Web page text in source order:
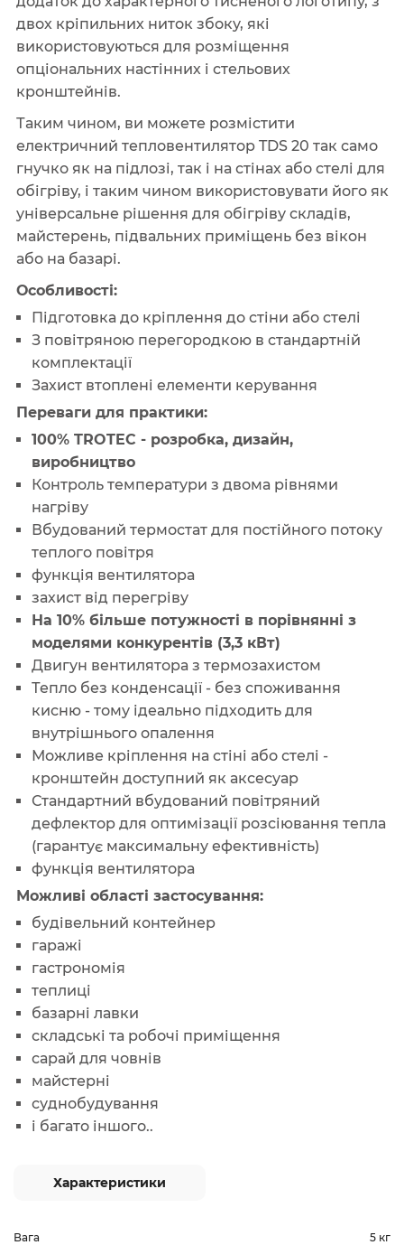
двох кріпильних ниток збоку, які
використовуються для розміщення
опціональних настінних і стельових
кронштейнів.
Таким чином, ви можете розмістити
електричний тепловентилятор TDS 20 так само
гнучко як на підлозі, так і на стінах або стелі для
обігріву, і таким чином використовувати його як
універсальне рішення для обігріву складів,
майстерень, підвальних приміщень без вікон
або на базарі.
Особливості:
Підготовка до кріплення до стіни або стелі
З повітряною перегородкою в стандартній
комплектації
Захист втоплені елементи керування
Переваги для практики:
100% TROTEC - розробка, дизайн,
виробництво
Контроль температури з двома рівнями
нагріву
Вбудований термостат для постійного потоку
теплого повітря
функція вентилятора
захист від перегріву
На 10% більше потужності в порівнянні з
моделями конкурентів (3,3 кВт)
Двигун вентилятора з термозахистом
Тепло без конденсації - без споживання
кисню - тому ідеально підходить для
внутрішнього опалення
Можливе кріплення на стіні або стелі -
кронштейн доступний як аксесуар
Стандартний вбудований повітряний
дефлектор для оптимізації розсіювання тепла
(гарантує максимальну ефективність)
функція вентилятора
Можливі області застосування:
будівельний контейнер
гаражі
гастрономія
теплиці
базарні лавки
складські та робочі приміщення
сарай для човнів
майстерні
суднобудування
і багато іншого..
Характеристики
Вага 5 кг